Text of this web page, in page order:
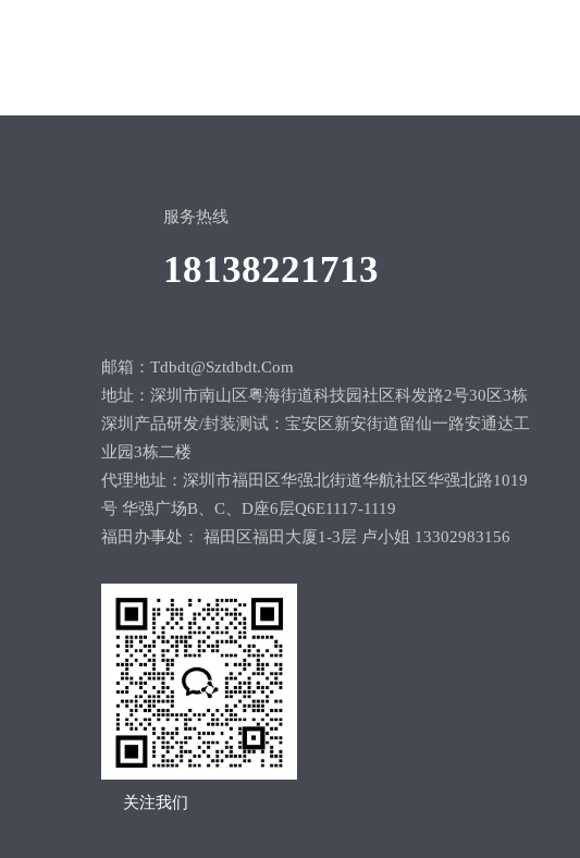
服务热线
18138221713
邮箱：tdbdt@sztdbdt.Com
地址：深圳市南山区粤海街道科技园社区科发路2号30区3栋
深圳产品研发/封装测试：宝安区新安街道留仙一路安通达工
业园3栋二楼
代理地址：深圳市福田区华强北街道华航社区华强北路1019
号 华强广场B、C、D座6层Q6E1117-1119
福田办事处： 福田区福田大厦1-3层 卢小姐 13302983156
关注我们